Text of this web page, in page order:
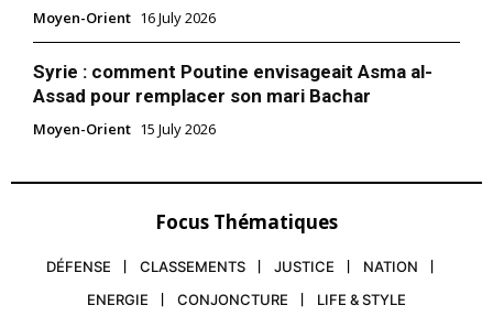
le1.ma
l'intelligence de
Moyen-Orient 16 July 2026
Syrie : comment Poutine envisageait Asma al-
Assad pour remplacer son mari Bachar
Moyen-Orient 15 July 2026
Focus Thématiques
DÉFENSE CLASSEMENTS JUSTICE
NATION
ENERGIE
CONJONCTURE LIFE & STYLE